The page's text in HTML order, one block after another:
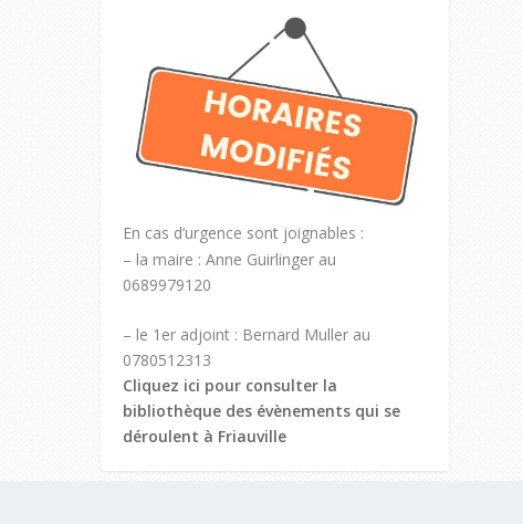
En cas d’urgence sont joignables :
– la maire : Anne Guirlinger au
0689979120
– le 1er adjoint : Bernard Muller au
0780512313
Cliquez ici pour consulter la
bibliothèque des évènements qui se
déroulent à Friauville